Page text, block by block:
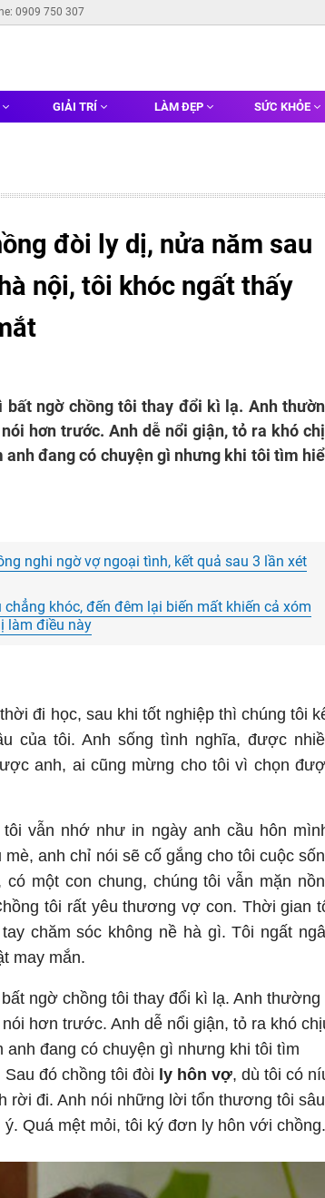
0909 750 307
GIẢI TRÍ LÀM ĐẸP SỨC KHỎE
đòi ly dị, nửa năm sau
nội, tôi khóc ngất thấy
ngờ chồng tôi thay đổi kì lạ. Anh
hơn trước. Anh dễ nổi giận, tỏ ra khó
đang có chuyện gì nhưng khi tôi tìm
nghi ngờ vợ ngoại tình, kết quả sau 3 lần xét
khóc, đến đêm lại biến mất khiến cả xóm
làm điều này
đi học, sau khi tốt nghiệp thì chúng tôi
của tôi. Anh sống tình nghĩa, được
anh, ai cũng mừng cho tôi vì chọn
vẫn nhớ như in ngày anh cầu hôn
anh chỉ nói sẽ cố gắng cho tôi cuộc
một con chung, chúng tôi vẫn mặn
tôi rất yêu thương vợ con. Thời gian
chăm sóc không nề hà gì. Tôi ngất
may mắn.
ngờ chồng tôi thay đổi kì lạ. Anh thường
hơn trước. Anh dễ nổi giận, tỏ ra khó
đang có chuyện gì nhưng khi tôi tìm
đó chồng tôi đòi ly hôn vợ, dù tôi có
rời đi. Anh nói những lời tổn thương tôi sâu
Quá mệt mỏi, tôi ký đơn ly hôn với chồng.